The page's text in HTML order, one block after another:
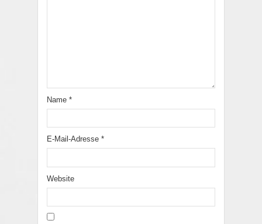
Name *
E-Mail-Adresse *
Website